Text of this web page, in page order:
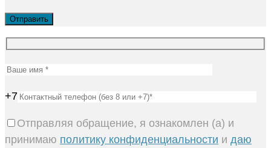
+7
Отправляя обращение, я ознакомлен (а) и
принимаю политику конфиденциальности и даю